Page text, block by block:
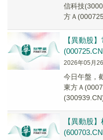
信科技
方Ａ
【異動股
2026年05月
今日午盤，
東方Ａ
【異動股